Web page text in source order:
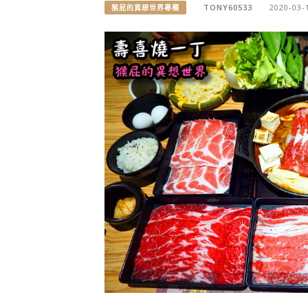
猴屁的異想世界專欄 TONY60533 2020-03-